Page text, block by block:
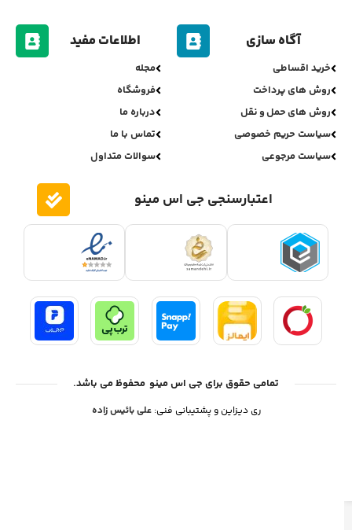
با گذشت زمان اینترنت نقش پررنگی را در زندگی ما ایفا کرده
است.در دهه ی گذشته شاهد گسترش خرید به روش اینترنتی به
جای خرید سنتی بوده ایم.در همین راستا فروشگاه اینترنتی جی
اس مینو شروع به کار نموده تا با تنوعی بی نظیر از محصولات از
قبیل لوازم جانبی موبایل ,تبلت,کامپیوتر و…باشد.
خرید اقساطی
روش های پرداخت
مجله
فروشگاه